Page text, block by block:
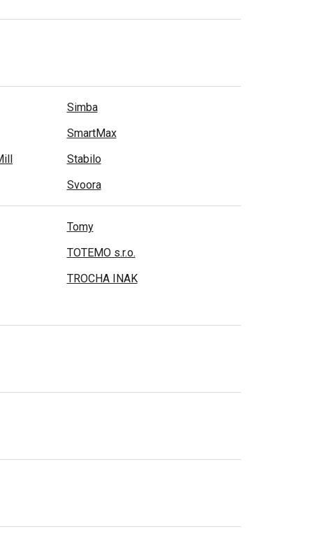
Simba
SmartMax
Stabilo
Svoora
Tomy
TOTEMO s.r.o.
TROCHA INAK